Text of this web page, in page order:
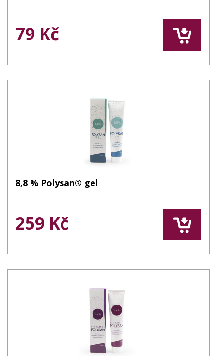
79 Kč
8,8 % Polysan® gel
259 Kč